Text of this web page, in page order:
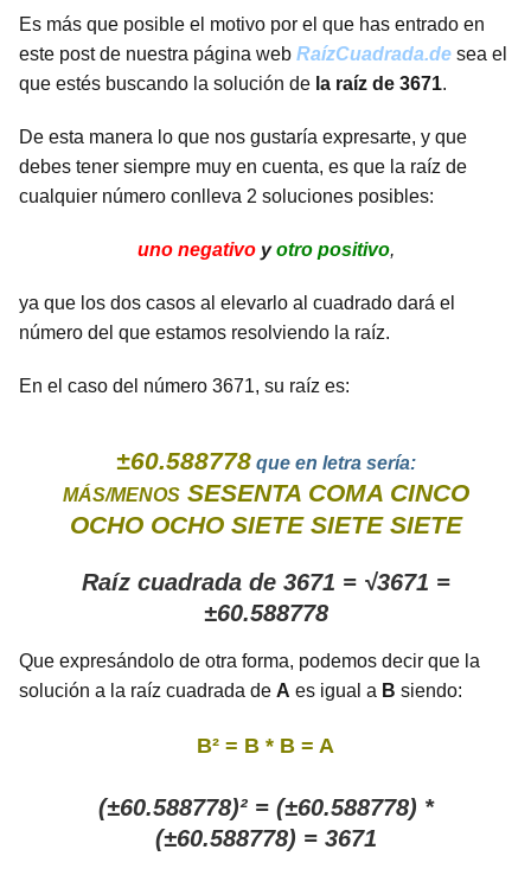
Es más que posible el motivo por el que has entrado en
este post de nuestra página web RaízCuadrada.de sea el
que estés buscando la solución de la raíz de 3671.
De esta manera lo que nos gustaría expresarte, y que
debes tener siempre muy en cuenta, es que la raíz de
cualquier número conlleva 2 soluciones posibles:
uno negativoyotro positivo,
ya que los dos casos al elevarlo al cuadrado dará el
número del que estamos resolviendo la raíz.
En el caso del número 3671, su raíz es:
±60.588778que en letra sería:
MÁS/MENOS SESENTA COMA CINCO
OCHO OCHO SIETE SIETE SIETE
Raíz cuadrada de 3671 = √3671 =
±60.588778
Que expresándolo de otra forma, podemos decir que la
solución a la raíz cuadrada de A es igual a B siendo:
B² = B * B = A
(±60.588778)² = (±60.588778) *
(±60.588778) = 3671